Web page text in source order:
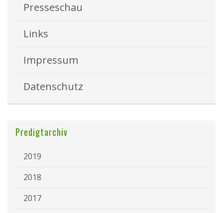
Presseschau
Links
Impressum
Datenschutz
Predigtarchiv
2019
2018
2017